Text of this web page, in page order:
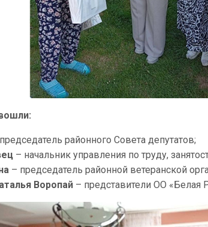
районного Совета депутатов;
– начальник управления по труду,
– председатель районной ветеранской
Воропай – представители ОО «Белая